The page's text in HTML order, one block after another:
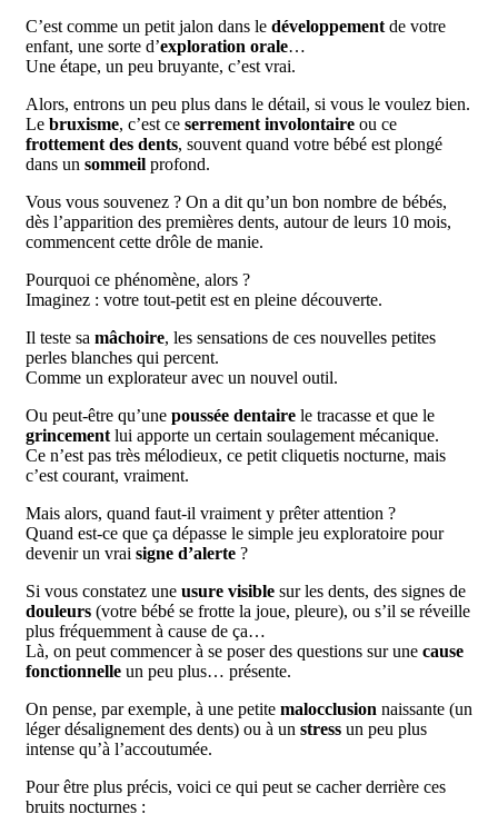
C’est comme un petit jalon dans le développementde votre
enfant, une sorte d’exploration orale…
Une étape, un peu bruyante, c’est vrai.
Alors, entrons un peu plus dans le détail, si vous le voulez bien.
Le bruxisme, c’est ce serrement involontaire ou ce
frottement des dents, souvent quand votre bébé est plongé
dans un sommeil profond.
Vous vous souvenez ? On a dit qu’un bon nombre de bébés,
dès l’apparition des premières dents, autour de leurs 10 mois,
commencent cette drôle de manie.
Pourquoi ce phénomène, alors ?
Imaginez : votre tout-petit est en pleine découverte.
Il teste sa mâchoire, les sensations de ces nouvelles petites
perles blanches qui percent.
Comme un explorateur avec un nouvel outil.
Ou peut-être qu’une poussée dentaire le tracasse et que le
grincementlui apporte un certain soulagement mécanique.
Ce n’est pas très mélodieux, ce petit cliquetis nocturne, mais
c’est courant, vraiment.
Mais alors, quand faut-il vraiment y prêter attention ?
Quand est-ce que ça dépasse le simple jeu exploratoire pour
devenir un vrai signe d’alerte ?
Si vous constatez une usure visible sur les dents, des signes de
douleurs (votre bébé se frotte la joue, pleure), ou s’il se réveille
plus fréquemment à cause de ça…
Là, on peut commencer à se poser des questions sur une cause
fonctionnelle un peu plus… présente.
On pense, par exemple, à une petite malocclusion naissante (un
léger désalignement des dents) ou à un stress un peu plus
intense qu’à l’accoutumée.
Pour être plus précis, voici ce qui peut se cacher derrière ces
bruits nocturnes :